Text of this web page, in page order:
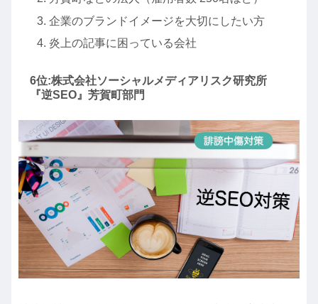
企業のブランドイメージを大切にしたい方
炎上の記事に困っている会社
6位:株式会社ソーシャルメディアリスク研究所
『逆SEO』芳賀町部門